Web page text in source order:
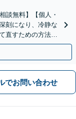
談無料】【個人・
刻になり、冷静な
直すための方法は
。
でお問い合わせ